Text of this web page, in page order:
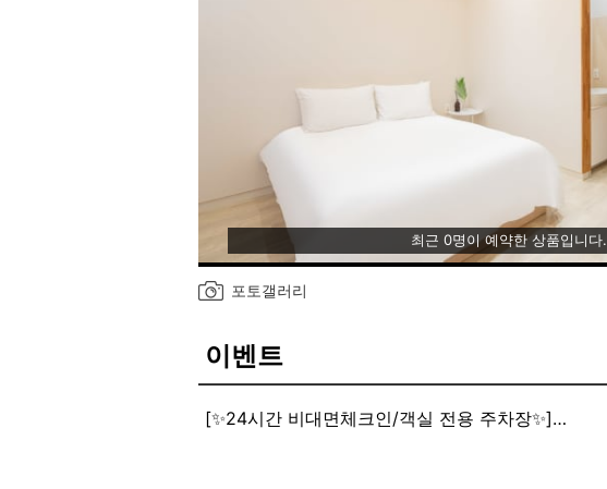
최근 0명이 예약한 상품입니다.
포토갤러리
이벤트
[✨24시간 비대면체크인/객실 전용 주차장✨]